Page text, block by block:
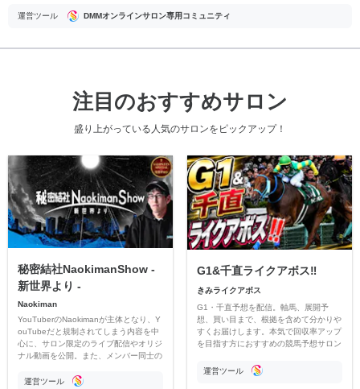
運営ツール DMMオンラインサロン専用コミュニティ
注目のおすすめサロン
盛り上がっている人気のサロンをピックアップ！
秘密結社NaokimanShow -
新世界より -
Naokiman
YouTuberのNaokimanが主体となり、Y
ouTubeだと規制されてしまう内容を中
心に、サロン限定のライブ配信やオリジ
ナル動画を公開。また、メンバー同士の
ただいています。
運営ツール
G1&千直ライクアボス‼️
きみライクアボス
G1・千直予想を配信。軸馬、展開予
想、買い目まで、根拠を含めて分かりや
すくお届けします。本気で回収率アップ
を目指す方におすすめの競馬予想サロン
運営ツール